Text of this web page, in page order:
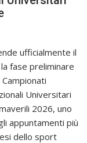
ufficialmente il
fase preliminare
Universitari
2026, uno
appuntamenti più
dello sport